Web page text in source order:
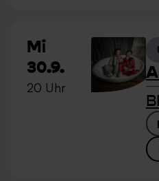
Mi
30.9.
20 Uhr